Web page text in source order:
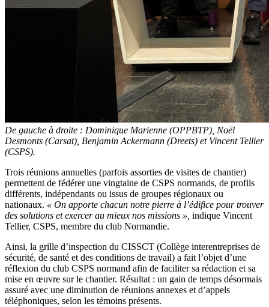
De gauche à droite : Dominique Marienne (OPPBTP), Noël
Desmonts (Carsat), Benjamin Ackermann (Dreets) et Vincent Tellier
(CSPS).
Trois réunions annuelles (parfois assorties de visites de chantier)
permettent de fédérer une vingtaine de CSPS normands, de profils
différents, indépendants ou issus de groupes régionaux ou
nationaux. « On apporte chacun notre pierre à l’édifice pour trouver
des solutions et exercer au mieux nos missions », indique Vincent
Tellier, CSPS, membre du club Normandie.
Ainsi, la grille d’inspection du CISSCT (Collège interentreprises de
sécurité, de santé et des conditions de travail) a fait l’objet d’une
réflexion du club CSPS normand afin de faciliter sa rédaction et sa
mise en œuvre sur le chantier. Résultat : un gain de temps désormais
assuré avec une diminution de réunions annexes et d’appels
téléphoniques, selon les témoins présents.